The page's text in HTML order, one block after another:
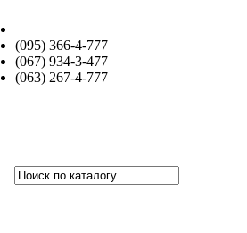
(095) 366-4-777
(067) 934-3-477
(063) 267-4-777